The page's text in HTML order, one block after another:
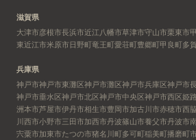
滋賀県
大津市彦根市長浜市近江八幡市草津市守山市栗東市
東近江市米原市日野町竜王町愛荘町豊郷町甲良町多
兵庫県
神戸市神戸市東灘区神戸市灘区神戸市兵庫区神戸市
神戸市垂水区神戸市北区神戸市中央区神戸市西区姫
洲本市芦屋市伊丹市相生市豊岡市加古川市赤穂市西
川西市小野市三田市加西市丹波篠山市養父市丹波市
宍粟市加東市たつの市猪名川町多可町稲美町播磨町